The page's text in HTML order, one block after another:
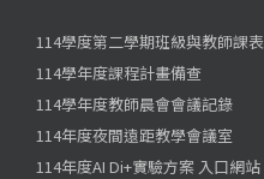
114學度第二學期班級與教師課表
114學年度課程計畫備查
114學年度教師晨會會議記錄
114年度夜間遠距教學會議室
114年度AI Di+實驗方案 入口網站